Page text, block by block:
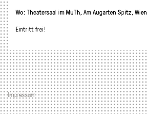
Wo: Theatersaal im MuTh, Am Augarten Spitz, Wien
Eintritt frei!
Impressum